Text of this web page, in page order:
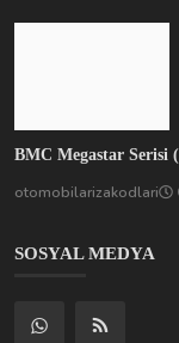
SOSYAL MEDYA